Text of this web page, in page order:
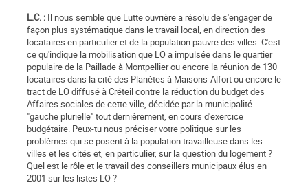
L.C. : Il nous semble que Lutte ouvrière a résolu de s'engager de
façon plus systématique dans le travail local, en direction des
locataires en particulier et de la population pauvre des villes. C'est
ce qu'indique la mobilisation que LO a impulsée dans le quartier
populaire de la Paillade à Montpellier ou encore la réunion de 130
locataires dans la cité des Planètes à Maisons-Alfort ou encore le
tract de LO diffusé à Créteil contre la réduction du budget des
Affaires sociales de cette ville, décidée par la municipalité
"gauche plurielle" tout dernièrement, en cours d'exercice
budgétaire. Peux-tu nous préciser votre politique sur les
problèmes qui se posent à la population travailleuse dans les
villes et les cités et, en particulier, sur la question du logement ?
Quel est le rôle et le travail des conseillers municipaux élus en
2001 sur les listes LO ?